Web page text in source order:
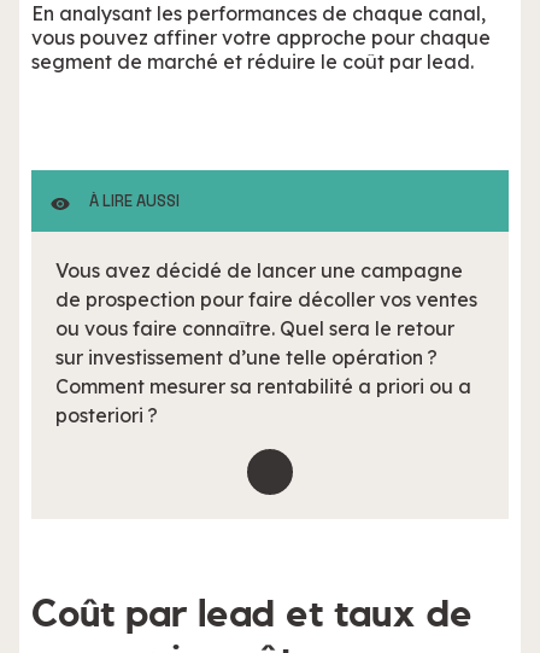
En analysant les performances de chaque canal,
vous pouvez affiner votre approche pour chaque
segment de marché et réduire le coût par lead.
À LIRE AUSSI
Vous avez décidé de lancer une campagne
de prospection pour faire décoller vos ventes
ou vous faire connaître. Quel sera le retour
sur investissement d’une telle opération ?
Comment mesurer sa rentabilité a priori ou a
posteriori ?
Coût par lead et taux de